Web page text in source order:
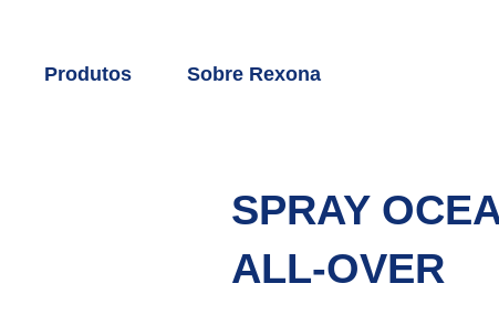
Produtos Sobre Rexona
SPRAY
ALL-OVER